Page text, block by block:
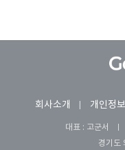
회사소개 개인정
대표 : 고군서
경기도